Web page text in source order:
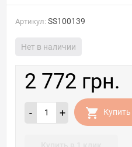
Артикул: SS100139
Нет в наличии
2 772 грн.
- +